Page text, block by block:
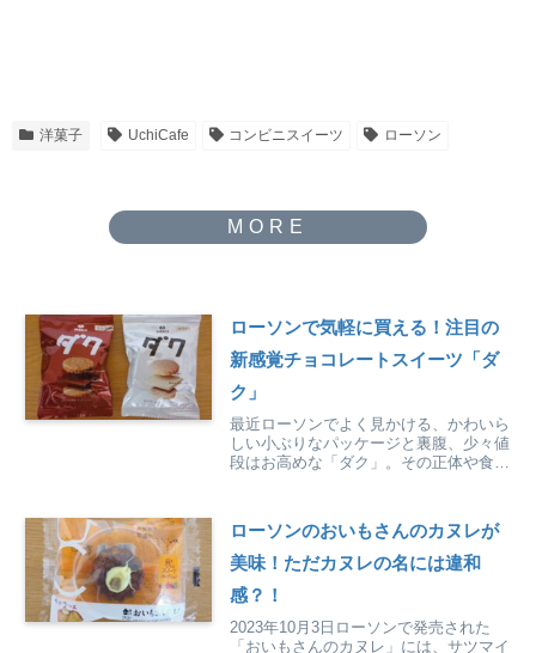
洋菓子 UchiCafe コンビニスイーツ ローソン
ローソンで気軽に買える！注目の
新感覚チョコレートスイーツ「ダ
ク」
最近ローソンでよく見かける、かわいら
しい小ぶりなパッケージと裏腹、少々値
段はお高めな「ダク」。その正体や食べ
ローソンのおいもさんのカヌレが
美味！ただカヌレの名には違和
感？！
2023年10月3日ローソンで発売された
「おいもさんのカヌレ」には、サツマイ